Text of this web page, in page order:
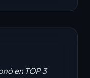
en TOP 3